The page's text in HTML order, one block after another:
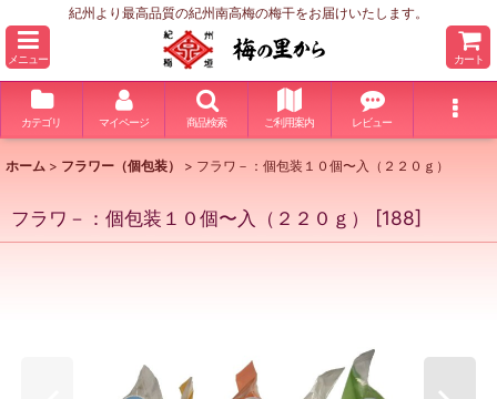
紀州より最高品質の紀州南高梅の梅干をお届けいたします。
メニュー カート
カテゴリ マイページ 商品検索 ご利用案内 レビュー
ホーム > フラワー（個包装） > フラワ－：個包装１０個〜入（２２０ｇ）
フラワ－：個包装１０個〜入（２２０ｇ） [188]